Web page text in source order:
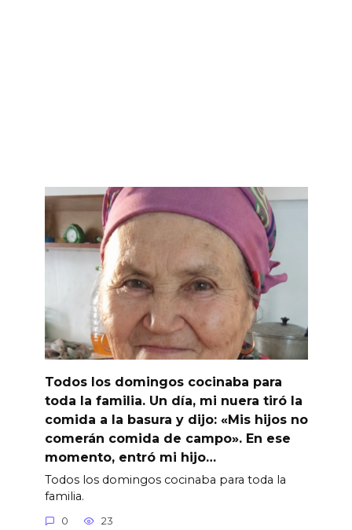
Todos los domingos cocinaba para
toda la familia. Un día, mi nuera tiró la
comida a la basura y dijo: «Mis hijos no
comerán comida de campo». En ese
momento, entró mi hijo…
Todos los domingos cocinaba para toda la
familia.
0 23